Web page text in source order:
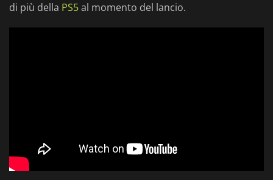
di più della PS5al momento del lancio.